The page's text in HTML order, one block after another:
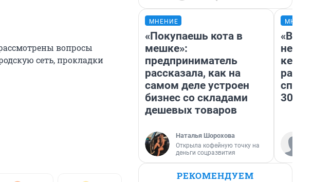
вопросы
сеть, прокладки
МНЕНИЕ
«Покупаешь кота в
мешке»:
предприниматель
рассказала, как на
самом деле устроен
бизнес со складами
дешевых товаров
Наталья Шорохова
Открыла кофейную точку на
деньги соцразвития
30
РЕКОМЕНДУЕМ